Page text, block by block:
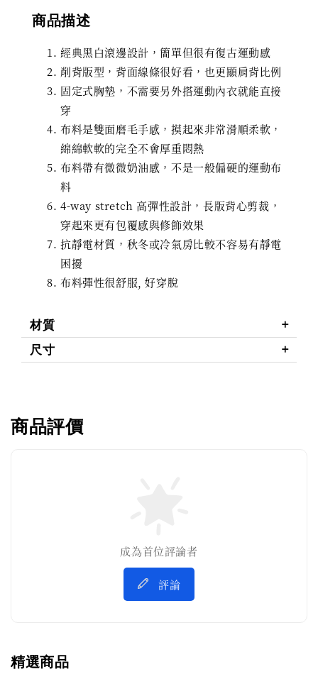
商品描述
經典黑白滾邊設計，簡單但很有復古運動感
削背版型，背面線條很好看，也更顯肩背比例
固定式胸墊，不需要另外搭運動內衣就能直接
穿
布料是雙面磨毛手感，摸起來非常滑順柔軟，
綿綿軟軟的完全不會厚重悶熱
布料帶有微微奶油感，不是一般偏硬的運動布
料
4-way stretch 高彈性設計，長版背心剪裁，
穿起來更有包覆感與修飾效果
抗靜電材質，秋冬或冷氣房比較不容易有靜電
困擾
布料彈性很舒服, 好穿脫
材質
尺寸
商品評價
成為首位評論者
評論
精選商品